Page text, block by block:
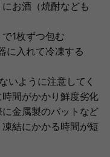
お酒（焼酎なども
1枚ずつ包む
に入れて冷凍する
いように注意してく
間がかかり鮮度劣化
金属製のバットなど
結にかかる時間が短